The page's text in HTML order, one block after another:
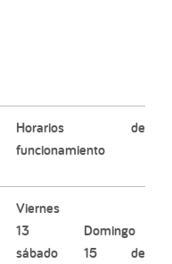
Horarios de
funcionamiento
Viernes
13
sábado
Domingo
15 de